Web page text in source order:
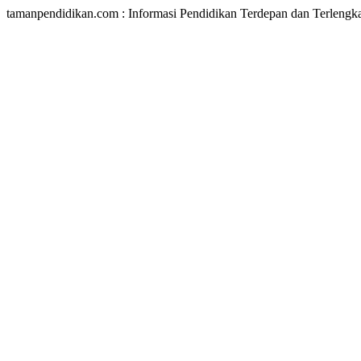
tamanpendidikan.com : Informasi Pendidikan Terdepan dan